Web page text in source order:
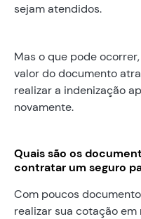
sejam atendidos.
Mas o que pode
valor do documento
realizar a indenização
novamente.
Quais são os
contratar um seguro
Com poucos
realizar sua cotação